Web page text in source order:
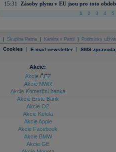
15:31
Zásoby plynu v EU jsou pro toto
1 2 3 4 5
Skupina Patria Kariéra v Patrii Podmínky
Cookies | E-mail newsletter | SMS
Akcie:
Akcie ČEZ
Akcie NWR
Akcie Komerční banka
Akcie Erste Bank
Akcie O2
Akcie Kofola
Akcie Apple
Akcie Facebook
Akcie BMW
Akcie GE